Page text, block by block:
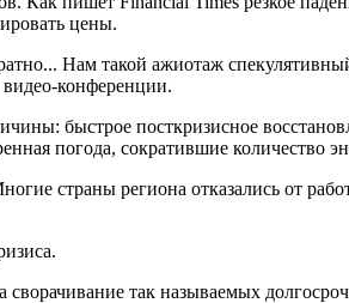
цены.
Нам такой ажиотаж
конференции.
быстрое посткризисное
погода, сократившие количество
страны региона отказались от
так называемых